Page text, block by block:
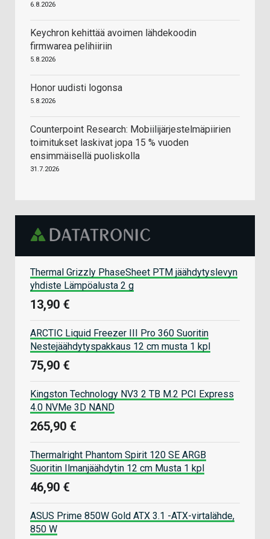
6.8.2026
Keychron kehittää avoimen lähdekoodin
firmwarea pelihiiriin
5.8.2026
Honor uudisti logonsa
5.8.2026
Counterpoint Research: Mobiilijärjestelmäpiirien
toimitukset laskivat jopa 15 % vuoden
ensimmäisellä puoliskolla
31.7.2026
Thermal Grizzly PhaseSheet PTM jäähdytyslevyn
yhdiste Lämpöalusta 2 g
13,90 €
ARCTIC Liquid Freezer III Pro 360 Suoritin
Nestejäähdytyspakkaus 12 cm musta 1 kpl
75,90 €
Kingston Technology NV3 2 TB M.2 PCI Express
4.0 NVMe 3D NAND
265,90 €
Thermalright Phantom Spirit 120 SE ARGB
Suoritin Ilmanjäähdytin 12 cm Musta 1 kpl
46,90 €
ASUS Prime 850W Gold ATX 3.1 -ATX-virtalähde,
850 W